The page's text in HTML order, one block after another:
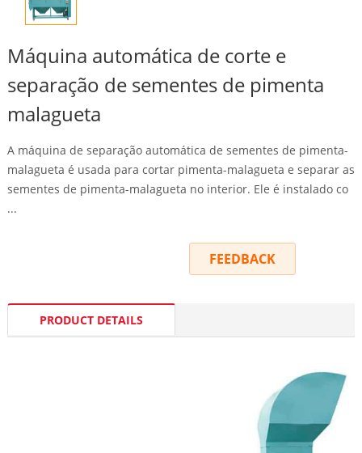
Máquina automática de corte e
separação de sementes de pimenta
malagueta
A máquina de separação automática de sementes de pimenta-
malagueta é usada para cortar pimenta-malagueta e separar as
sementes de pimenta-malagueta no interior. Ele é instalado co
...
FEEDBACK
PRODUCT DETAILS